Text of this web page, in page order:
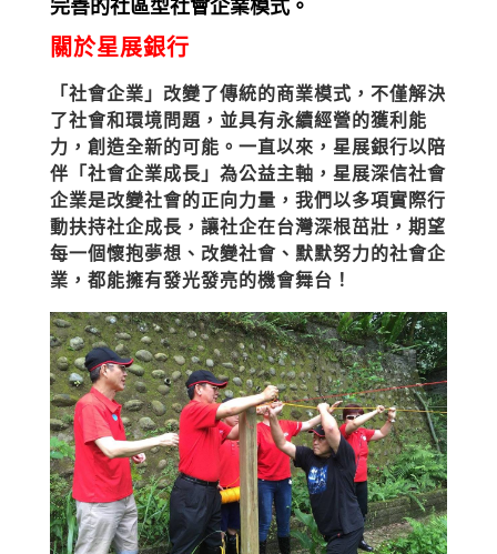
完善的社區型社會企業模式。
關於星展銀行
「社會企業」改變了傳統的商業模式，不僅解決
了社會和環境問題，並具有永續經營的獲利能
力，創造全新的可能。一直以來，星展銀行以陪
伴「社會企業成長」為公益主軸，星展深信社會
企業是改變社會的正向力量，我們以多項實際行
動扶持社企成長，讓社企在台灣深根茁壯，期望
每一個懷抱夢想、改變社會、默默努力的社會企
業，都能擁有發光發亮的機會舞台！